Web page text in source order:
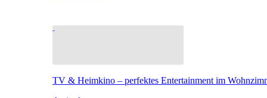
TV & Heimkino – perfektes Entertainment im